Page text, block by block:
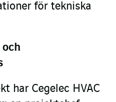
för tekniska
har Cegelec HVAC